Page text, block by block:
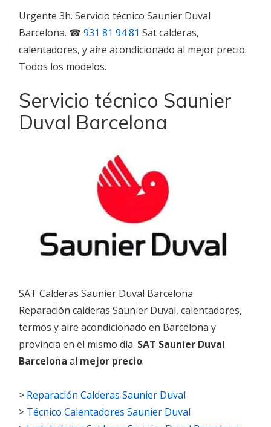
Urgente 3h. Servicio técnico Saunier Duval
Barcelona. ☎ 931 81 94 81 Sat calderas,
calentadores, y aire acondicionado al mejor precio.
Todos los modelos.
Servicio técnico Saunier
Duval Barcelona
SAT Calderas Saunier Duval Barcelona
Reparación calderas Saunier Duval, calentadores,
termos y aire acondicionado en Barcelona y
provincia en el mismo día. SAT Saunier Duval
Barcelona al mejor precio.
> Reparación Calderas Saunier Duval
> Técnico Calentadores Saunier Duval